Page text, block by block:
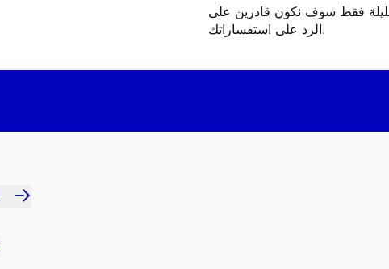
فقط سوف نكون قادرين على
الرد على استفساراتك.